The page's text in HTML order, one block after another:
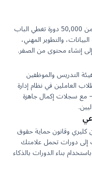
استفد من مكتبة جاهزة تضم أكثر من 50,000 دورة تغطي الباب
والتطوير المهني،
إنشاء محتوى من الصفر.
التدريس والموظفين
العاملين في نظام إدارة
مع سجلات إكمال جاهزة
وقانون حماية حقوق
إلى دورات تحمل علامتك
بناء الدورات بالذكاء